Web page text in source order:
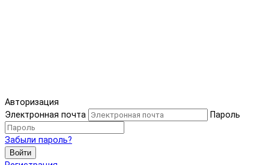
Авторизация
Электронная почта
Пароль
Забыли пароль?
Войти